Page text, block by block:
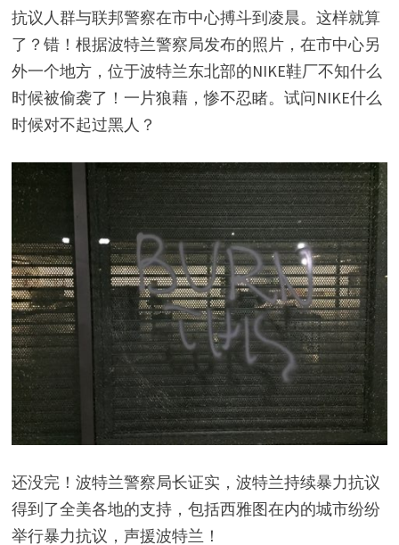
抗议人群与联邦警察在市中心搏斗到凌晨。这样就算
了？错！根据波特兰警察局发布的照片，在市中心另
外一个地方，位于波特兰东北部的NIKE鞋厂不知什么
时候被偷袭了！一片狼藉，惨不忍睹。试问NIKE什么
时候对不起过黑人？
还没完！波特兰警察局长证实，波特兰持续暴力抗议
得到了全美各地的支持，包括西雅图在内的城市纷纷
举行暴力抗议，声援波特兰！